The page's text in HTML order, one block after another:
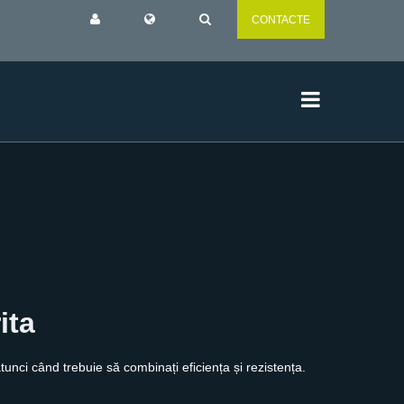
CONTACTE
când trebuie să combinați eficiența și rezistența.